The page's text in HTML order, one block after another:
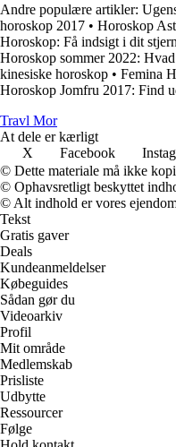
Andre populære artikler:
horoskop 2017 • Horoskop
Horoskop: Få indsigt i dit
Horoskop sommer 2022:
kinesiske horoskop • Femina
Horoskop Jomfru 2017: Find
Travl Mor
At dele er kærligt
X
Facebook
© Dette materiale må ikke
© Ophavsretligt beskyttet
© Alt indhold er vores
Tekst
Gratis gaver
Deals
Kundeanmeldelser
Købeguides
Sådan gør du
Videoarkiv
Profil
Mit område
Medlemskab
Prisliste
Udbytte
Ressourcer
Følge